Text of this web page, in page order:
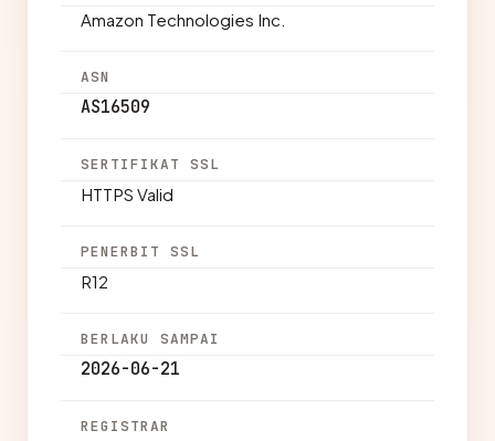
Amazon Technologies Inc.
ASN
AS16509
SERTIFIKAT SSL
HTTPS Valid
PENERBIT SSL
R12
BERLAKU SAMPAI
2026-06-21
REGISTRAR